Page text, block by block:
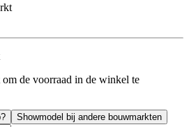
de voorraad in de winkel te
Showmodel bij andere bouwmarkten